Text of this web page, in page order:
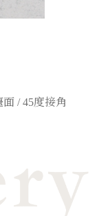
/ 45度接角